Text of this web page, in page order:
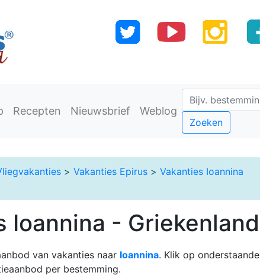
Recepten Nieuwsbrief Weblog
Zoeken
> Vakanties Epirus > Vakanties Ioannina
Ioannina - Griekenland
van vakanties naar Ioannina. Klik op onderstaande
per bestemming.